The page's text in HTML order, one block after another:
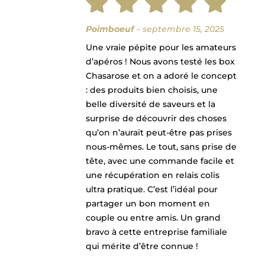
Note5
sur 5
Poimboeuf– septembre 15, 2025
Une vraie pépite pour les amateurs
d’apéros ! Nous avons testé les box
Chasarose et on a adoré le concept
: des produits bien choisis, une
belle diversité de saveurs et la
surprise de découvrir des choses
qu’on n’aurait peut-être pas prises
nous-mêmes. Le tout, sans prise de
tête, avec une commande facile et
une récupération en relais colis
ultra pratique. C’est l’idéal pour
partager un bon moment en
couple ou entre amis. Un grand
bravo à cette entreprise familiale
qui mérite d’être connue !